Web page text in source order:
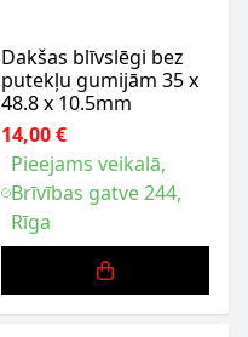
Dakšas blīvslēgi bez
putekļu gumijām 35 x
48.8 x 10.5mm
14,00 €
Pieejams veikalā,
Brīvības gatve 244,
Rīga